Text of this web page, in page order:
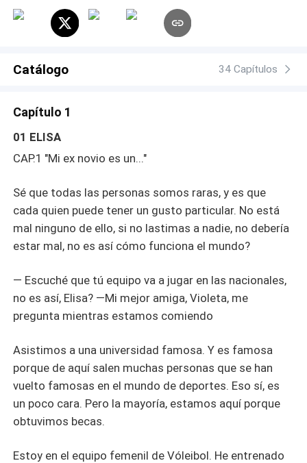
Catálogo 34 Capítulos
Capítulo 1
01 ELISA
CAP.1 "Mi ex novio es un..."
Sé que todas las personas somos raras, y es que
cada quien puede tener un gusto particular. No está
mal ninguno de ello, si no lastimas a nadie, no debería
estar mal, no es así cómo funciona el mundo?
— Escuché que tú equipo va a jugar en las nacionales,
no es así, Elisa? —Mi mejor amiga, Violeta, me
pregunta mientras estamos comiendo
Asistimos a una universidad famosa. Y es famosa
porque de aquí salen muchas personas que se han
vuelto famosas en el mundo de deportes. Eso sí, es
un poco cara. Pero la mayoría, estamos aquí porque
obtuvimos becas.
Estoy en el equipo femenil de Vóleibol. He entrenado